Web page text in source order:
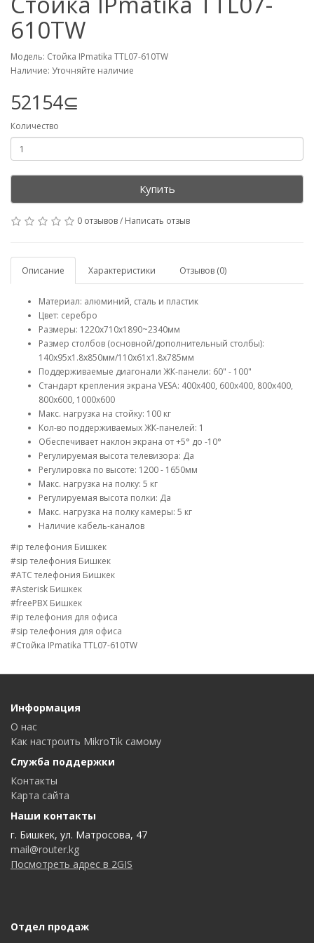
610TW
Модель: Стойка IPmatika TTL07-610TW
Наличие: Уточняйте наличие
52154⊆
Количество
Купить
0 отзывов/ Написать отзыв
Описание Характеристики Отзывов (0)
Материал: алюминий, сталь и пластик
Цвет: серебро
Размеры: 1220x710x1890~2340мм
Размер столбов (основной/дополнительный столбы):
140x95x1.8x850мм/110x61x1.8x785мм
Поддерживаемые диагонали ЖК-панели: 60" - 100"
Стандарт крепления экрана VESA: 400x400, 600x400, 800x400,
800x600, 1000x600
Макс. нагрузка на стойку: 100 кг
Кол-во поддерживаемых ЖК-панелей: 1
Обеспечивает наклон экрана от +5° до -10°
Регулируемая высота телевизора: Да
Регулировка по высоте: 1200 - 1650мм
Макс. нагрузка на полку: 5 кг
Регулируемая высота полки: Да
Макс. нагрузка на полку камеры: 5 кг
Наличие кабель-каналов
#ip телефония Бишкек
#sip телефония Бишкек
#АТС телефония Бишкек
#Asterisk Бишкек
#freePBX Бишкек
#ip телефония для офиса
#sip телефония для офиса
#Стойка IPmatika TTL07-610TW
Информация
О нас
Как настроить MikroTik самому
Служба поддержки
Контакты
Карта сайта
Наши контакты
г. Бишкек, ул. Матросова, 47
mail@router.kg
Посмотреть адрес в 2GIS
Отдел продаж